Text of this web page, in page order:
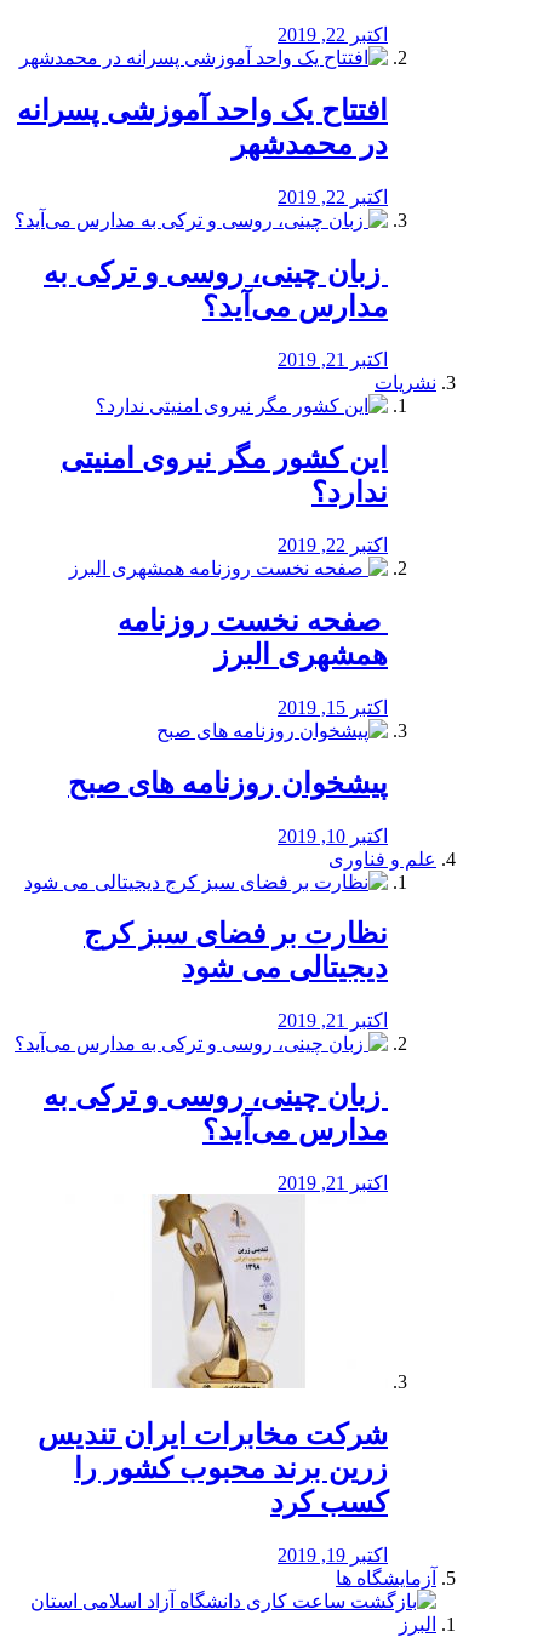
اکتبر 22, 2019
افتتاح یک واحد آموزشی پسرانه
در محمدشهر
اکتبر 22, 2019
️ زبان چینی، روسی و ترکی به
مدارس می‌آید؟
اکتبر 21, 2019
نشریات
این کشور مگر نیروی امنیتی
ندارد؟
اکتبر 22, 2019
️ صفحه نخست روزنامه‌
همشهری البرز
اکتبر 15, 2019
پیشخوان روزنامه های صبح
اکتبر 10, 2019
علم و فناوری
نظارت بر فضای سبز کرج
دیجیتالی می شود
اکتبر 21, 2019
️ زبان چینی، روسی و ترکی به
مدارس می‌آید؟
اکتبر 21, 2019
شرکت مخابرات ایران تندیس
زرین برند محبوب کشور را
کسب کرد
اکتبر 19, 2019
آزمایشگاه ها